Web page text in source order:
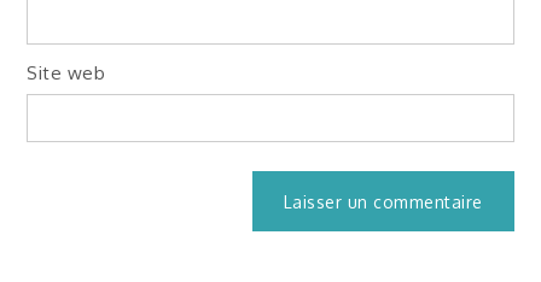
Site web